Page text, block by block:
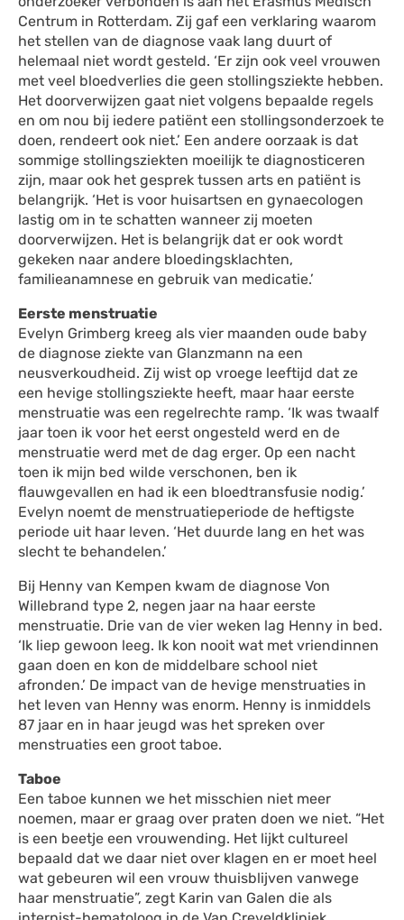
Centrum in Rotterdam. Zij gaf een verklaring waarom
het stellen van de diagnose vaak lang duurt of
helemaal niet wordt gesteld. ‘Er zijn ook veel vrouwen
met veel bloedverlies die geen stollingsziekte hebben.
Het doorverwijzen gaat niet volgens bepaalde regels
en om nou bij iedere patiënt een stollingsonderzoek te
doen, rendeert ook niet.’ Een andere oorzaak is dat
sommige stollingsziekten moeilijk te diagnosticeren
zijn, maar ook het gesprek tussen arts en patiënt is
belangrijk. ‘Het is voor huisartsen en gynaecologen
lastig om in te schatten wanneer zij moeten
doorverwijzen. Het is belangrijk dat er ook wordt
gekeken naar andere bloedingsklachten,
familieanamnese en gebruik van medicatie.’
Eerste menstruatie
Evelyn Grimberg kreeg als vier maanden oude baby
de diagnose ziekte van Glanzmann na een
neusverkoudheid. Zij wist op vroege leeftijd dat ze
een hevige stollingsziekte heeft, maar haar eerste
menstruatie was een regelrechte ramp. ‘Ik was twaalf
jaar toen ik voor het eerst ongesteld werd en de
menstruatie werd met de dag erger. Op een nacht
toen ik mijn bed wilde verschonen, ben ik
flauwgevallen en had ik een bloedtransfusie nodig.’
Evelyn noemt de menstruatieperiode de heftigste
periode uit haar leven. ‘Het duurde lang en het was
slecht te behandelen.’
Bij Henny van Kempen kwam de diagnose Von
Willebrand type 2, negen jaar na haar eerste
menstruatie. Drie van de vier weken lag Henny in bed.
‘Ik liep gewoon leeg. Ik kon nooit wat met vriendinnen
gaan doen en kon de middelbare school niet
afronden.’ De impact van de hevige menstruaties in
het leven van Henny was enorm. Henny is inmiddels
87 jaar en in haar jeugd was het spreken over
menstruaties een groot taboe.
Taboe
Een taboe kunnen we het misschien niet meer
noemen, maar er graag over praten doen we niet. “Het
is een beetje een vrouwending. Het lijkt cultureel
bepaald dat we daar niet over klagen en er moet heel
wat gebeuren wil een vrouw thuisblijven vanwege
haar menstruatie”, zegt Karin van Galen die als